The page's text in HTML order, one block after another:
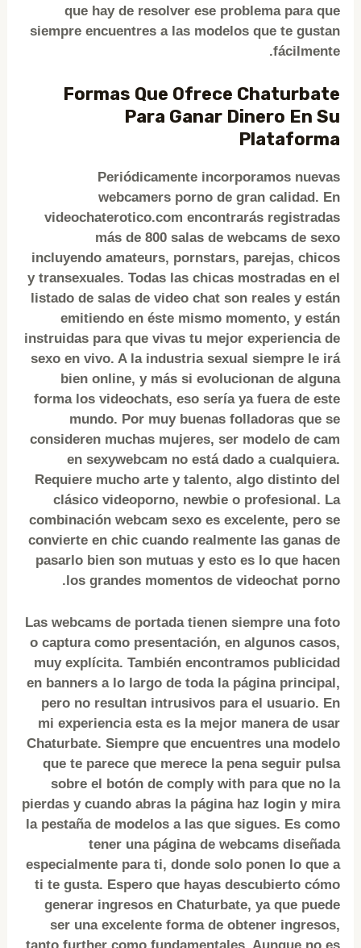
que hay de resolver ese problema para que
siempre encuentres a las modelos que te gustan
fácilmente.
Formas Que Ofrece Chaturbate
Para Ganar Dinero En Su
Plataforma
Periódicamente incorporamos nuevas
webcamers porno de gran calidad. En
videochaterotico.com encontrarás registradas
más de 800 salas de webcams de sexo
incluyendo amateurs, pornstars, parejas, chicos
y transexuales. Todas las chicas mostradas en el
listado de salas de video chat son reales y están
emitiendo en éste mismo momento, y están
instruidas para que vivas tu mejor experiencia de
sexo en vivo. A la industria sexual siempre le irá
bien online, y más si evolucionan de alguna
forma los videochats, eso sería ya fuera de este
mundo. Por muy buenas folladoras que se
consideren muchas mujeres, ser modelo de cam
en sexywebcam no está dado a cualquiera.
Requiere mucho arte y talento, algo distinto del
clásico videoporno, newbie o profesional. La
combinación webcam sexo es excelente, pero se
convierte en chic cuando realmente las ganas de
pasarlo bien son mutuas y esto es lo que hacen
los grandes momentos de videochat porno.
Las webcams de portada tienen siempre una foto
o captura como presentación, en algunos casos,
muy explícita. También encontramos publicidad
en banners a lo largo de toda la página principal,
pero no resultan intrusivos para el usuario. En
mi experiencia esta es la mejor manera de usar
Chaturbate. Siempre que encuentres una modelo
que te parece que merece la pena seguir pulsa
sobre el botón de comply with para que no la
pierdas y cuando abras la página haz login y mira
la pestaña de modelos a las que sigues. Es como
tener una página de webcams diseñada
especialmente para ti, donde solo ponen lo que a
ti te gusta. Espero que hayas descubierto cómo
generar ingresos en Chaturbate, ya que puede
ser una excelente forma de obtener ingresos,